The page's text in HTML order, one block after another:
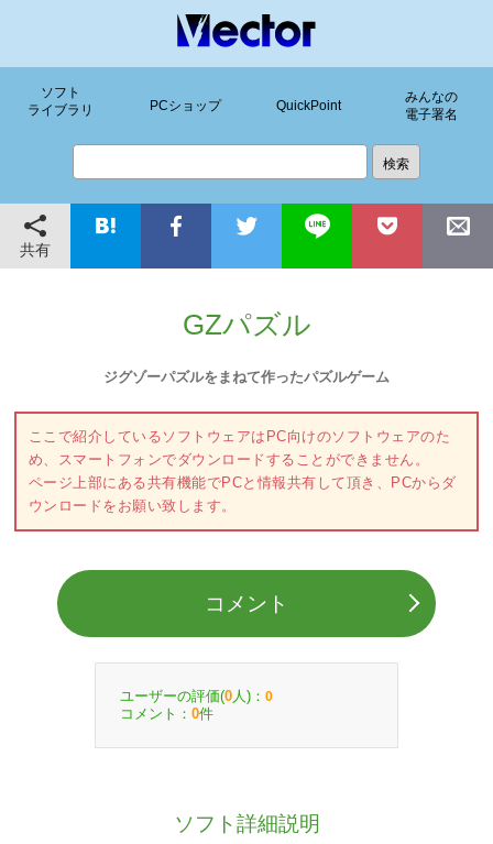
ソフト
ライブラリ
PCショップ QuickPoint
みんなの
電子署名
共有
GZパズル
ジグゾーパズルをまねて作ったパズルゲーム
ここで紹介しているソフトウェアはPC向けのソフトウェアのた
め、スマートフォンでダウンロードすることができません。
ページ上部にある共有機能でPCと情報共有して頂き、PCからダ
ウンロードをお願い致します。
コメント
ユーザーの評価(0 人)： 0
コメント： 0件
ソフト詳細説明